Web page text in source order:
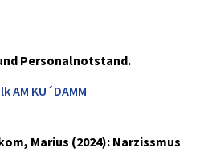
Personalnotstand.
AM KU´DAMM
Marius (2024): Narzissmus